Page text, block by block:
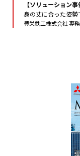
【ソリューション
身の丈に合った姿
豊栄鉄工株式会社 専